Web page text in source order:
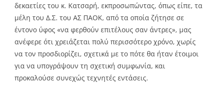
δεκαετίες του κ. Κατσαρή, εκπροσωπώντας, όπως είπε, τα
μέλη του Δ.Σ. του ΑΣ ΠΑΟΚ, από τα οποία ζήτησε σε
έντονο ύφος «να φερθούν επιτέλους σαν άντρες», μας
ανέφερε ότι χρειάζεται πολύ περισσότερο χρόνο, χωρίς
να τον προσδιορίζει, σχετικά με το πότε θα ήταν έτοιμοι
για να υπογράψουν τη σχετική συμφωνία, και
προκαλούσε συνεχώς τεχνητές εντάσεις.